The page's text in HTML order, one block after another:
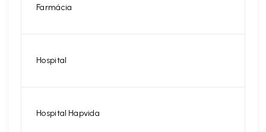
Farmácia
Hospital
Hospital Hapvida